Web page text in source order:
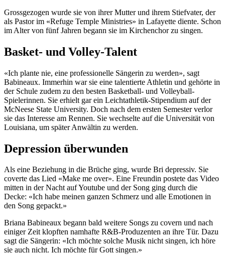
Grossgezogen wurde sie von ihrer Mutter und ihrem Stiefvater, der
als Pastor im «Refuge Temple Ministries» in Lafayette diente. Schon
im Alter von fünf Jahren begann sie im Kirchenchor zu singen.
Basket- und Volley-Talent
«Ich plante nie, eine professionelle Sängerin zu werden», sagt
Babineaux. Immerhin war sie eine talentierte Athletin und gehörte in
der Schule zudem zu den besten Basketball- und Volleyball-
Spielerinnen. Sie erhielt gar ein Leichtathletik-Stipendium auf der
McNeese State University. Doch nach dem ersten Semester verlor
sie das Interesse am Rennen. Sie wechselte auf die Universität von
Louisiana, um später Anwältin zu werden.
Depression überwunden
Als eine Beziehung in die Brüche ging, wurde Bri depressiv. Sie
coverte das Lied «Make me over». Eine Freundin postete das Video
mitten in der Nacht auf Youtube und der Song ging durch die
Decke: «Ich habe meinen ganzen Schmerz und alle Emotionen in
den Song gepackt.»
Briana Babineaux begann bald weitere Songs zu covern und nach
einiger Zeit klopften namhafte R&B-Produzenten an ihre Tür. Dazu
sagt die Sängerin: «Ich möchte solche Musik nicht singen, ich höre
sie auch nicht. Ich möchte für Gott singen.»